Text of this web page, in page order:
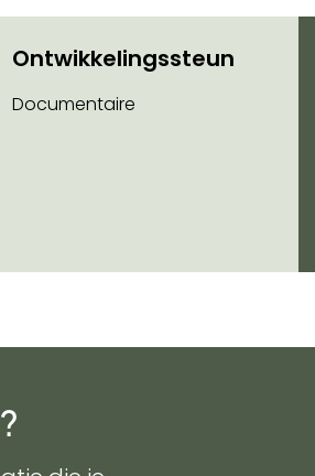
Ontwikkelingssteun
Documentaire